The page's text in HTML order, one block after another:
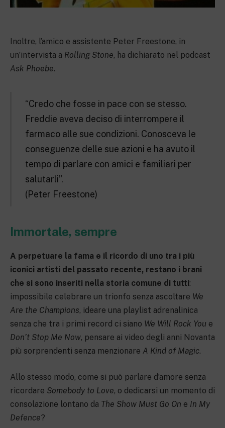
Inoltre, l’amico e assistente Peter Freestone, in
un’intervista a Rolling Stone, ha dichiarato nel podcast
Ask Phoebe.
“Credo che fosse in pace con se stesso.
Freddie aveva deciso di interrompere il
farmaco alle sue condizioni. Conosceva le
conseguenze delle sue azioni e ha avuto il
tempo di parlare con amici e familiari per
salutarli”.
(Peter Freestone)
Immortale, sempre
A perpetuare la fama e il ricordo di uno tra i più
iconici artisti del passato recente, restano i brani
che si sono inseriti nella storia comune di tutti:
impossibile celebrare un trionfo senza ascoltare We
Are the Champions, ideare una playlist adrenalinica
senza che tra i primi record ci siano We Will Rock You e
Don’t Stop Me Now, pensare ai video degli anni Novanta
più sorprendenti senza menzionare A Kind of Magic.
Allo stesso modo, come si può parlare d’amore senza
ricordare Somebody to Love, o dedicarsi un momento di
consolazione lontano da The Show Must Go On e In My
Defence?